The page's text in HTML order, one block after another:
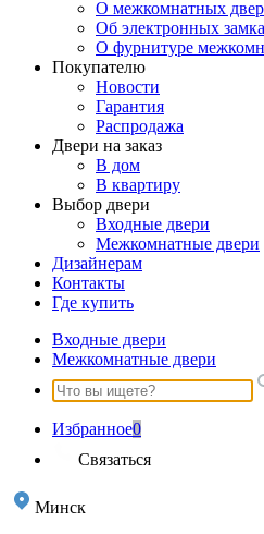
О межкомнатных
Об электронных
О фурнитуре
Покупателю
Новости
Гарантия
Распродажа
Двери на заказ
В дом
В квартиру
Выбор двери
Входные двери
Межкомнатные двери
Дизайнерам
Контакты
Где купить
Входные двери
Межкомнатные двери
Избранное0
Связаться
Минск